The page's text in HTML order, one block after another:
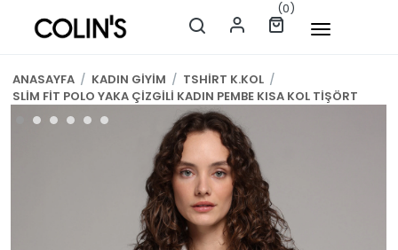
(0)
ANASAYFA / KADIN GİYİM / TSHİRT K.KOL /
SLİM FİT POLO YAKA ÇİZGİLİ KADIN PEMBE KISA KOL TİŞÖRT